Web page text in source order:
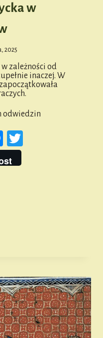
w
2025
zależności od
inaczej. W
odwiedzin
Messenger